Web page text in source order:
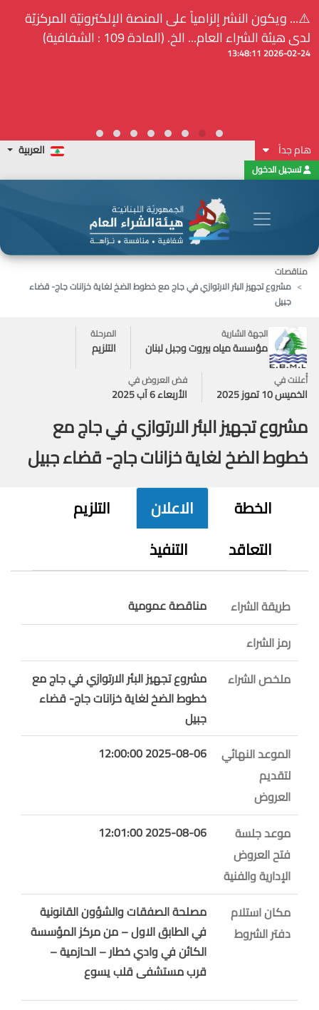
⚠️... ويكون النشر إلزامياً على المنصة الإلكترونيّة المركزيّة
لدى هيئة الشراء العام... الخ. (المادة 109 : الشفافية)
2026-02-24 13:48:11
هام جداً العربية
تسجيل الدخول
مناقصات
مشروع تجهيز البئر الارتوازي في جاج مع خطوط الضخ لغاية خزانات جاج- قضاء
جبيل
الجهة الشارية
مؤسسة مياه بيروت وجبل لبنان
المرحلة
التلزيم
أُعلنت في
الخميس 10 تموز 2025
فض العروض في
الأربعاء 6 آب 2025
مشروع تجهيز البئر الارتوازي في جاج مع
خطوط الضخ لغاية خزانات جاج- قضاء جبيل
الخطة الاعلان
التلزيم
التعاقد
التنفيذ
طريقة الشراء
مناقصة عمومية
رمز الشراء
ملخص الشراء
مشروع تجهيز البئر الارتوازي في جاج مع
خطوط الضخ لغاية خزانات جاج- قضاء
جبيل
الموعد النهائي
لتقديم
العروض
2025-08-06 12:00:00
موعد جلسة
فتح العروض
الإدارية والفنية
2025-08-06 12:01:00
مكان استلام
دفتر الشروط
مصلحة الصفقات والشؤون القانونية
في الطابق الاول – من مركز المؤسسة
الكائن في وادي خطار – الحازمية –
قرب مستشفى قلب يسوع